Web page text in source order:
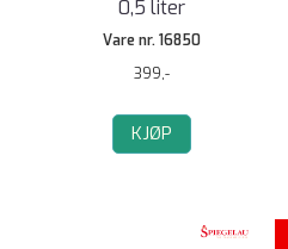
0,5 liter
Vare nr. 16850
399,-
KJØP